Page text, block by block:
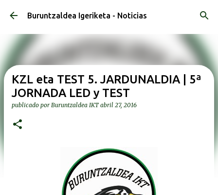
Ir al contenido principal
Buruntzaldea Igeriketa - Noticias
KZL eta TEST 5. JARDUNALDIA | 5ª
JORNADA LED y TEST
publicado por Buruntzaldea IKT abril 27, 2016